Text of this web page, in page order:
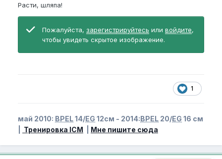
Расти, шляпа!
Пожалуйста, зарегистрируйтесь или войдите,
чтобы увидеть скрытое изображение.
1
май 2010: BPEL14/EG 12см - 2014:BPEL 20/EG 16 см
Тренировка ICM Мне пишите сюда